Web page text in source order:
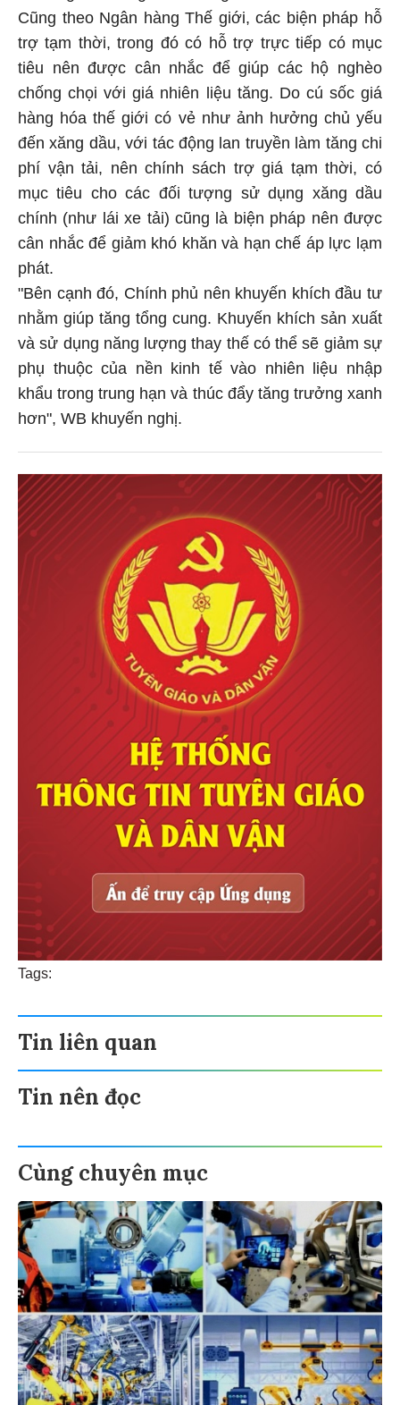
Cũng theo Ngân hàng Thế giới, các biện pháp hỗ
trợ tạm thời, trong đó có hỗ trợ trực tiếp có mục
tiêu nên được cân nhắc để giúp các hộ nghèo
chống chọi với giá nhiên liệu tăng. Do cú sốc giá
hàng hóa thế giới có vẻ như ảnh hưởng chủ yếu
đến xăng dầu, với tác động lan truyền làm tăng chi
phí vận tải, nên chính sách trợ giá tạm thời, có
mục tiêu cho các đối tượng sử dụng xăng dầu
chính (như lái xe tải) cũng là biện pháp nên được
cân nhắc để giảm khó khăn và hạn chế áp lực lạm
phát.
"Bên cạnh đó, Chính phủ nên khuyến khích đầu tư
nhằm giúp tăng tổng cung. Khuyến khích sản xuất
và sử dụng năng lượng thay thế có thể sẽ giảm sự
phụ thuộc của nền kinh tế vào nhiên liệu nhập
khẩu trong trung hạn và thúc đẩy tăng trưởng xanh
hơn", WB khuyến nghị.
Tags:
Tin liên quan
Tin nên đọc
Cùng chuyên mục